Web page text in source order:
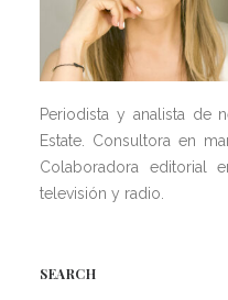
Periodista y analista de
Estate. Consultora en
Colaboradora editorial
televisión y radio.
SEARCH